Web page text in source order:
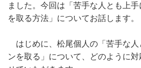
ました。今回は「苦手な人とも上
を取る方法」についてお話します。
はじめに、松尾個人の「苦手な人
ンを取る」について、どのように